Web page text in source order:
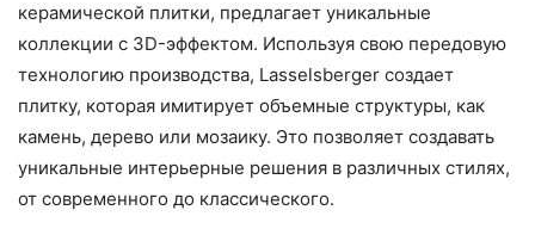
керамической плитки, предлагает уникальные
коллекции с 3D-эффектом. Используя свою передовую
технологию производства, Lasselsberger создает
плитку, которая имитирует объемные структуры, как
камень, дерево или мозаику. Это позволяет создавать
уникальные интерьерные решения в различных стилях,
от современного до классического.